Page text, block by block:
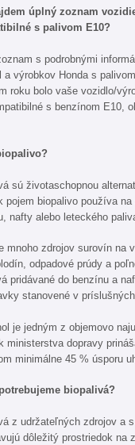
úplný zoznam
s palivom E10?
s podrobnými
a výrobkov Honda s
roku bolo vaše vozidlo/
s benzínom E10,
sú životaschopnou
pojem biopalivo používa
nafty alebo leteckého
mnoho zdrojov surovín na
odpadové prúdy a
pridávané do benzínu a
stanovené v
je jedným z objemovo
ministerstva dopravy
minimálne 45 % úsporu
biopalivá?
z udržateľných zdrojov a
dôležitý prostriedok